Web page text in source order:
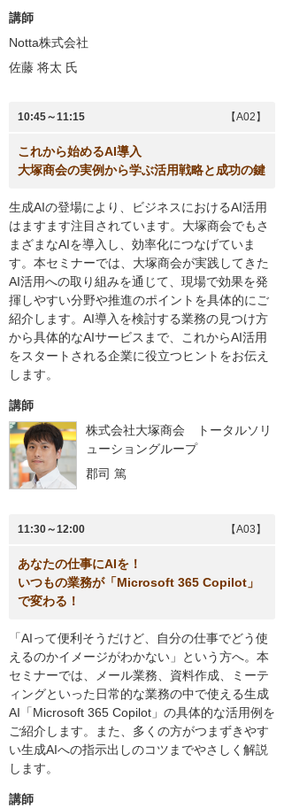
講師
Notta株式会社
佐藤 将太 氏
10:45～11:15 【A02】
これから始めるAI導入
大塚商会の実例から学ぶ活用戦略と成功の鍵
生成AIの登場により、ビジネスにおけるAI活用
はますます注目されています。大塚商会でもさ
まざまなAIを導入し、効率化につなげていま
す。本セミナーでは、大塚商会が実践してきた
AI活用への取り組みを通じて、現場で効果を発
揮しやすい分野や推進のポイントを具体的にご
紹介します。AI導入を検討する業務の見つけ方
から具体的なAIサービスまで、これからAI活用
をスタートされる企業に役立つヒントをお伝え
します。
講師
株式会社大塚商会 トータルソリ
ューショングループ
郡司 篤
11:30～12:00 【A03】
あなたの仕事にAIを！
いつもの業務が「Microsoft 365 Copilot」
で変わる！
「AIって便利そうだけど、自分の仕事でどう使
えるのかイメージがわかない」という方へ。本
セミナーでは、メール業務、資料作成、ミーテ
ィングといった日常的な業務の中で使える生成
AI「Microsoft 365 Copilot」の具体的な活用例を
ご紹介します。また、多くの方がつまずきやす
い生成AIへの指示出しのコツまでやさしく解説
します。
講師